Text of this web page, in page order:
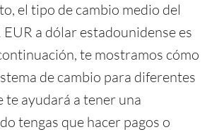
el tipo de cambio medio del
a dólar estadounidense es
te mostramos cómo
de cambio para diferentes
te ayudará a tener una
tengas que hacer pagos o